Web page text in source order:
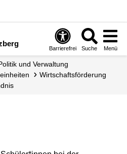
Barrierefrei Suche Menü
Politik und Verwaltung
Wirtschafts­förderung